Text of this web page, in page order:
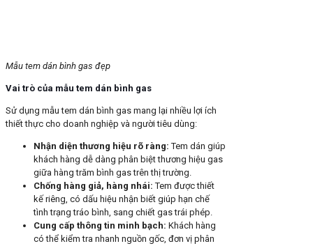
Mẫu tem dán bình gas đẹp
Vai trò của mẫu tem dán bình gas
Sử dụng mẫu tem dán bình gas mang lại nhiều lợi ích
thiết thực cho doanh nghiệp và người tiêu dùng:
Nhận diện thương hiệu rõ ràng: Tem dán giúp
khách hàng dễ dàng phân biệt thương hiệu gas
giữa hàng trăm bình gas trên thị trường.
Chống hàng giả, hàng nhái: Tem được thiết
kế riêng, có dấu hiệu nhận biết giúp hạn chế
tình trạng tráo bình, sang chiết gas trái phép.
Cung cấp thông tin minh bạch: Khách hàng
có thể kiểm tra nhanh nguồn gốc, đơn vị phân